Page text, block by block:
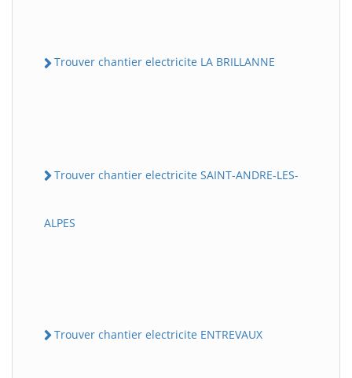
Trouver chantier electricite LA BRILLANNE
Trouver chantier electricite SAINT-ANDRE-LES-
ALPES
Trouver chantier electricite ENTREVAUX